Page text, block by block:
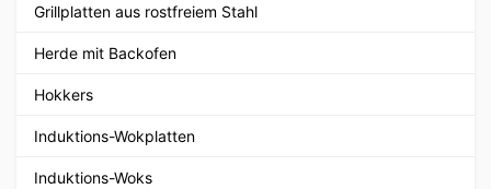
Grillplatten aus rostfreiem Stahl
Herde mit Backofen
Hokkers
Induktions-Wokplatten
Induktions-Woks